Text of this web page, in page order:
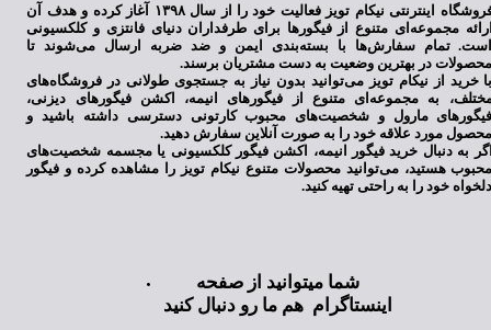
فروشگاه اینترنتی نیکام تویز فعالیت خود را از سال ۱۳۹۸ آغاز کرده و هدف آن
مجموعه‌ای متنوع از فیگورها برای طرفداران دنیای فانتزی و کلکسیونی
تمام سفارش‌ها با بسته‌بندی ایمن و ضد ضربه ارسال می‌شوند تا
در بهترین وضعیت به دست مشتریان برسند.
خرید از نیکام تویز می‌توانید بدون نیاز به جستجوی طولانی در فروشگاه‌های
به مجموعه‌ای متنوع از فیگورهای انیمه، اکشن فیگورهای دیزنی،
مارول و شخصیت‌های محبوب کارتونی دسترسی داشته باشید و
مورد علاقه خود را به صورت آنلاین سفارش دهید.
به دنبال خرید فیگور انیمه، اکشن فیگور کلکسیونی یا مجسمه شخصیت‌های
هستید، می‌توانید محصولات متنوع نیکام تویز را مشاهده کرده و فیگور
خود را به راحتی تهیه کنید.
شما میتوانید از صفحه
اینستاگرام هم ما رو دنبال کنید